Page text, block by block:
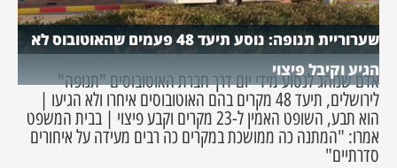
שערוריית תנופה: נוסע תיעד 48 פעמים שהאוטובוס לא
הגיע וקיבל פיצוי
אדם שנוהג לנסוע מידי יום דרך חברת האוטובוסים "תנופה"
לירושלים, תיעד 48 מקרים בהם האוטובוסים איחרו ולא הגיעו |
הוא תבע, השופט האמין ל-23 מקרים וקבע פיצוי | בבית המשפט
אמרו: "המתנה כה ממושכת במקרים כה רבים מעידה על איחורים
סדרתיים"